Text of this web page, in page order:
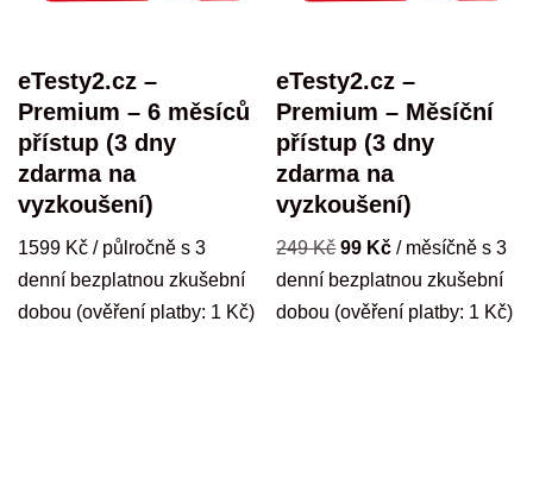
eTesty2.cz –
Premium – 6 měsíců
přístup (3 dny
zdarma na
vyzkoušení)
1599 Kč / půlročně s 3
denní bezplatnou zkušební
dobou (ověření platby: 1 Kč)
eTesty2.cz –
Premium – Měsíční
přístup (3 dny
zdarma na
vyzkoušení)
249Kč 99 Kč / měsíčně s 3
denní bezplatnou zkušební
dobou (ověření platby: 1 Kč)